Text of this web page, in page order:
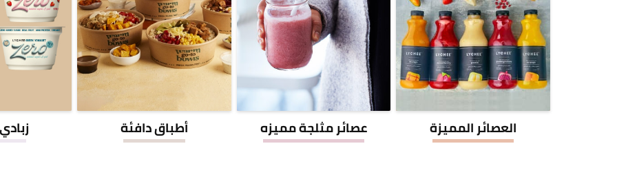
العصائر المميزة عصائر مثلجة مميزه أطباق دافئة